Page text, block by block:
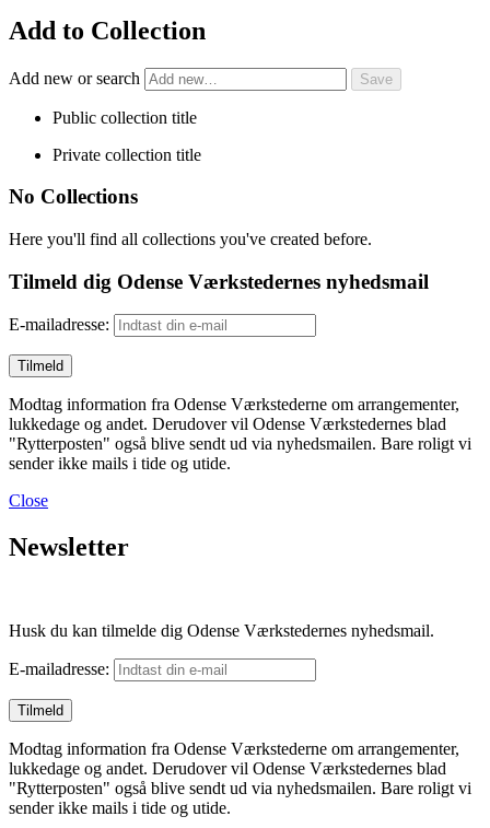
Add to Collection
Add new or search
Public collection title
Private collection title
No Collections
Here you'll find all collections you've created before.
Tilmeld dig Odense Værkstedernes nyhedsmail
E-mailadresse:
Modtag information fra Odense Værkstederne om arrangementer,
lukkedage og andet. Derudover vil Odense Værkstedernes blad
"Rytterposten" også blive sendt ud via nyhedsmailen. Bare roligt vi
sender ikke mails i tide og utide.
Close
Newsletter
Husk du kan tilmelde dig Odense Værkstedernes nyhedsmail.
E-mailadresse:
Modtag information fra Odense Værkstederne om arrangementer,
lukkedage og andet. Derudover vil Odense Værkstedernes blad
"Rytterposten" også blive sendt ud via nyhedsmailen. Bare roligt vi
sender ikke mails i tide og utide.